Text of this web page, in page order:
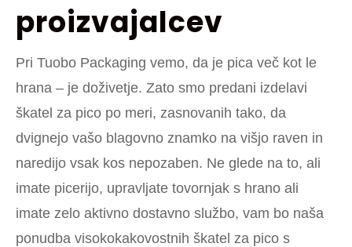
proizvajalcev
Pri Tuobo Packaging vemo, da je pica več kot le
hrana – je doživetje. Zato smo predani izdelavi
škatel za pico po meri, zasnovanih tako, da
dvignejo vašo blagovno znamko na višjo raven in
naredijo vsak kos nepozaben. Ne glede na to, ali
imate picerijo, upravljate tovornjak s hrano ali
imate zelo aktivno dostavno službo, vam bo naša
ponudba visokokakovostnih škatel za pico s